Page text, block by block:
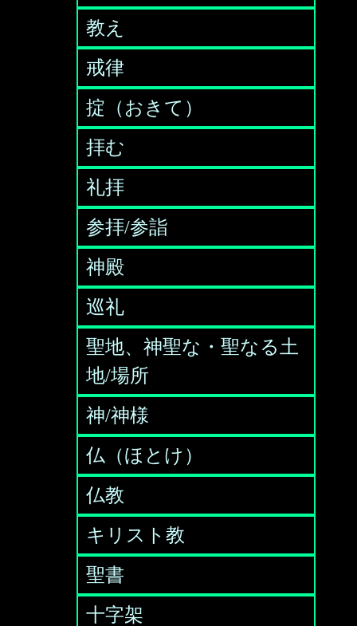
教え
戒律
掟（おきて）
拝む
礼拝
参拝/参詣
神殿
巡礼
聖地、神聖な・聖なる土
地/場所
神/神様
仏（ほとけ）
仏教
キリスト教
聖書
十字架